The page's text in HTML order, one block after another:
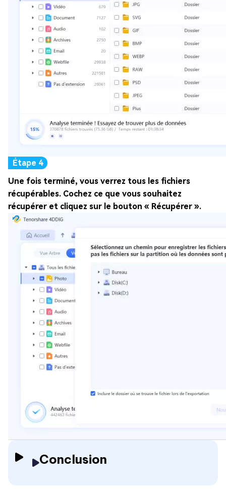
Une fois terminé, vous verrez tous les fichiers
récupérables. Cochez ce que vous souhaitez
récupérer et cliquez sur le bouton « Récupérer ».
Conclusion